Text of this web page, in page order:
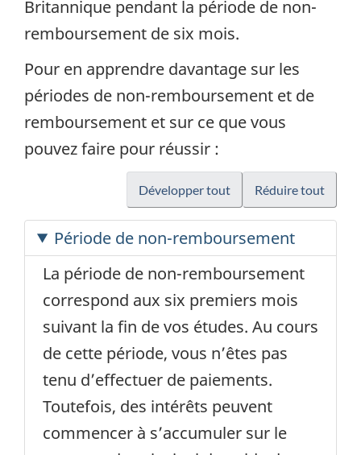
e
l
l
f
e
n
ê
o
u
v
e
e
f
t
e
Britannique pendant la période de non-
remboursement de six mois.
Pour en apprendre davantage sur les
périodes de non-remboursement et de
remboursement et sur ce que vous
pouvez faire pour réussir :
Développer tout Réduire tout
Période de non-remboursement
La période de non-remboursement
correspond aux six premiers mois
suivant la fin de vos études. Au cours
de cette période, vous n’êtes pas
tenu d’effectuer de paiements.
Toutefois, des intérêts peuvent
commencer à s’accumuler sur le